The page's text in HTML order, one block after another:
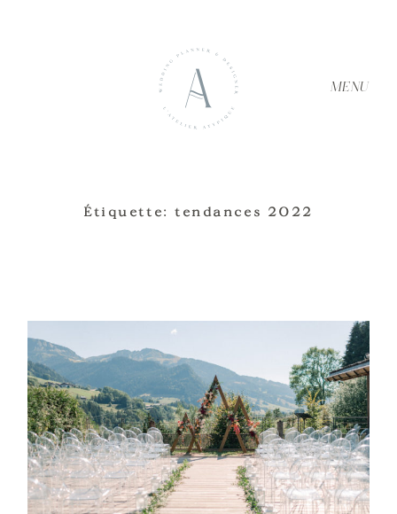
MENU
Étiquette: tendances 2022
SERVICES
PORTFOLIO
BLOG